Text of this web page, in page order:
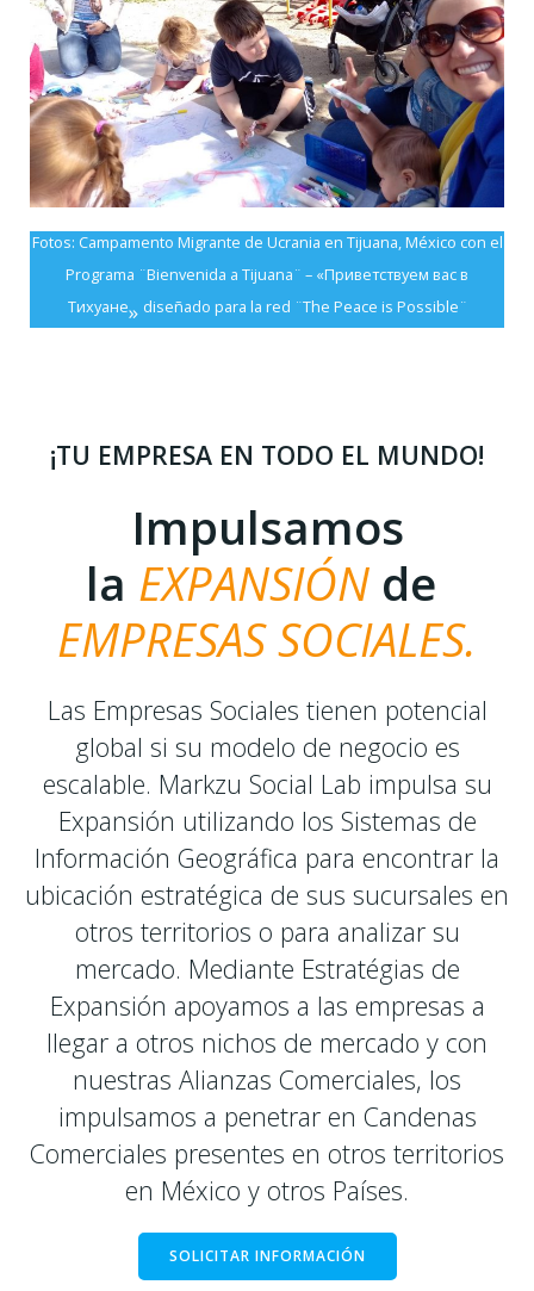
Fotos: Campamento Migrante de Ucrania en Tijuana, México con el
Programa ¨Bienvenida a Tijuana¨ – «Приветствуем вас в
Тихуане» diseñado para la red ¨The Peace is Possible¨
¡TU EMPRESA EN TODO EL MUNDO!
Impulsamos
la EXPANSIÓN de
EMPRESAS SOCIALES.
Las Empresas Sociales tienen potencial
global si su modelo de negocio es
escalable. Markzu Social Lab impulsa su
Expansión utilizando los Sistemas de
Información Geográfica para encontrar la
ubicación estratégica de sus sucursales en
otros territorios o para analizar su
mercado. Mediante Estratégias de
Expansión apoyamos a las empresas a
llegar a otros nichos de mercado y con
nuestras Alianzas Comerciales, los
impulsamos a penetrar en Candenas
Comerciales presentes en otros territorios
en México y otros Países.
SOLICITAR INFORMACIÓN